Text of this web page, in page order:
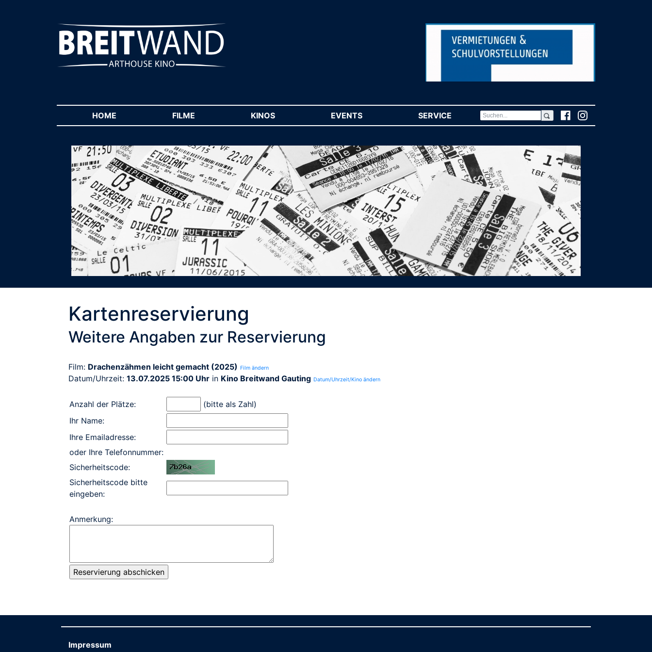
HOME FILME KINOS EVENTS SERVICE (CURRENT)
Kartenreservierung
Weitere Angaben zur Reservierung
Film: Drachenzähmen leicht gemacht (2025) Film ändern
Datum/Uhrzeit: 13.07.2025 15:00 Uhr in Kino Breitwand Gauting Datum/Uhrzeit/Kino ändern
Anzahl der Plätze:
(bitte als Zahl)
Ihr Name:
Ihre Emailadresse:
oder Ihre Telefonnummer:
Sicherheitscode:
Sicherheitscode bitte
eingeben:
Anmerkung:
Impressum